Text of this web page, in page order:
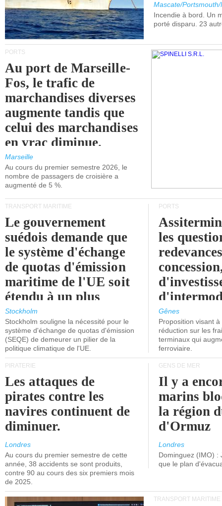
Mascate/
Incendie à bord. Un
porté disparu. 23
PORTS
Au port de Marseille-
Fos, le trafic de
marchandises diverses
augmente tandis que
celui des marchandises
en vrac diminue.
Marseille
Au cours du premier semestre 2026, le
nombre de passagers de croisière a
augmenté de 5 %.
TRANSPORT MARITIME
Le gouvernement
suédois demande que
le système d'échange
de quotas d'émission
maritime de l'UE soit
étendu à un plus
grand nombre de
navires.
Stockholm
Stockholm souligne la nécessité pour le
système d'échange de quotas d'émission
(SEQE) de demeurer un pilier de la
politique climatique de l'UE.
PORTS
les
l'attention
politiciens.
Gênes
Proposition visant
réduction sur les
terminaux qui
ferroviaire.
PIRATERIE
Les attaques de
pirates contre les
navires continuent de
diminuer.
Londres
Au cours du premier semestre de cette
année, 38 accidents se sont produits,
contre 90 au cours des six premiers mois
de 2025.
GENS DE MER
Il y a
marins
la région
d'Ormuz
Londres
Dominguez (IMO) :
que le plan
TRANSPORT MARITIME